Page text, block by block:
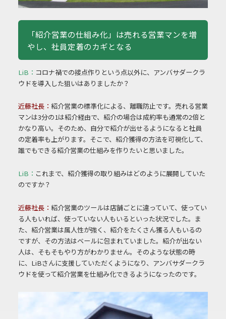
「紹介営業の仕組み化」は売れる営業マンを増
やし、 社員定着のカギとなる
LiB： コロナ禍での接点作りという点以外に、 アンバサダークラ
ウドを導入した狙いはありましたか？
近藤社長： 紹介営業の標準化による、離職防止です。売れる営業
マンは3分の1は紹介経由で、 紹介の場合は成約率も通常の2倍と
かなり高い。そのため、自分で紹介が出せるようになると社員
の定着率も上がります。そこで、紹介獲得の方法を可視化して、
誰でもできる紹介営業の仕組みを作りたいと思いました。
LiB： これまで、紹介獲得の取り組みはどのように展開していた
のですか？
近藤社長： 紹介営業のツールは店舗ごとに違っていて、使ってい
る人もいれば、使っていない人も いるといった状況でした。ま
た、紹介営業は属人性が強く、紹介をたくさん獲る人もいるの
ですが、その方法はベールに包まれていました。紹介が出ない
人は、そもそもやり方がわかりません。そのような状態の時
に、LiBさんに支援していただくようになり、 アンバサダークラ
ウドを使って紹介営業を仕組み化できるようになったのです。